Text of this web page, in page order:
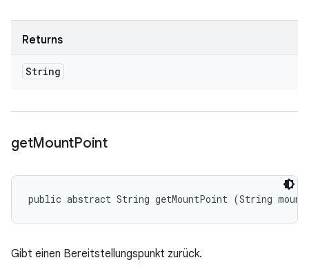
Returns
String
getMountPoint
public abstract String getMountPoint (String
Gibt einen Bereitstellungspunkt zurück.